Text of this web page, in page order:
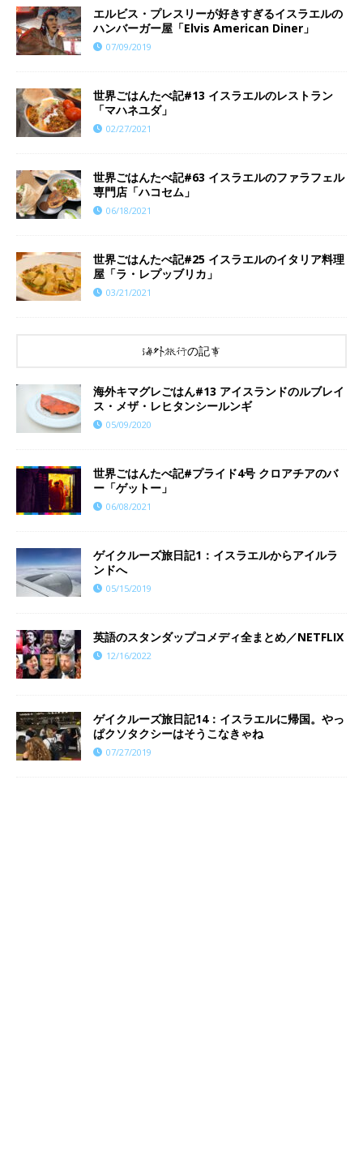
エルビス・プレスリーが好きすぎるイスラエルの
ハンバーガー屋「Elvis American Diner」
07/09/2019
世界ごはんたべ記#13 イスラエルのレストラン
「マハネユダ」
02/27/2021
世界ごはんたべ記#63 イスラエルのファラフェル
専門店「ハコセム」
06/18/2021
世界ごはんたべ記#25 イスラエルのイタリア料理
屋「ラ・レプッブリカ」
03/21/2021
海外旅行の記事
海外キマグレごはん#13 アイスランドのルブレイ
ス・メザ・レヒタンシールンギ
05/09/2020
世界ごはんたべ記#プライド4号 クロアチアのバ
ー「ゲットー」
06/08/2021
ゲイクルーズ旅日記1：イスラエルからアイルラ
ンドへ
05/15/2019
英語のスタンダップコメディ全まとめ／NETFLIX
12/16/2022
ゲイクルーズ旅日記14：イスラエルに帰国。やっ
ぱクソタクシーはそうこなきゃね
07/27/2019